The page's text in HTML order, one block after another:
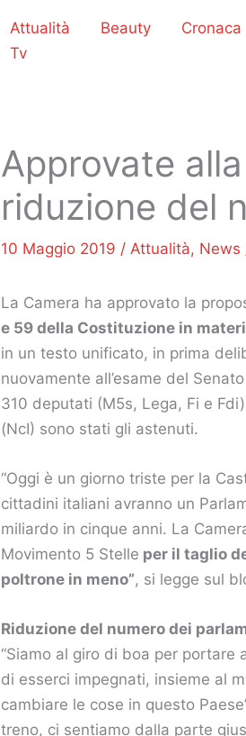
Attualità Beauty Cronaca
Tv
Approvate
riduzione del
10 Maggio 2019 / Attualità, News
La Camera ha approvato la
e 59 della Costituzione in
in un testo unificato, in prima
nuovamente all’esame del
310 deputati (M5s, Lega, Fi e
(NcI) sono stati gli astenuti.
“Oggi è un giorno triste per la
cittadini italiani avranno un
miliardo in cinque anni. La
Movimento 5 Stelle per il taglio
poltrone in meno”, si legge sul
Riduzione del numero dei
“Siamo al giro di boa per
di esserci impegnati, insieme al
cambiare le cose in questo
treno, ci sentiamo dalla parte